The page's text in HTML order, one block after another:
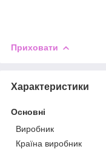
Приховати
Характеристики
Основні
Виробник
Країна виробник